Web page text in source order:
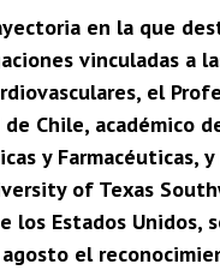
en la que
vinculadas a
el
Chile, académico
y Farmacéuticas,
of Texas
los Estados Unidos,
el